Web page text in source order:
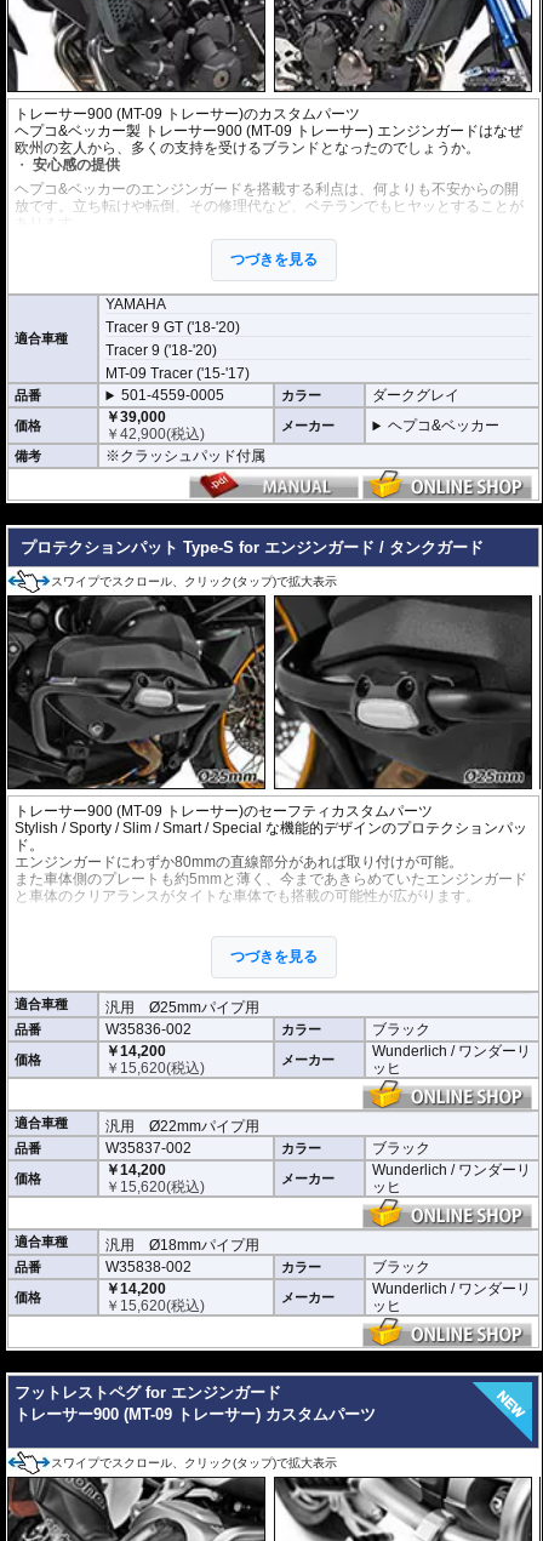
トレーサー900 (MT-09 トレーサー)のカスタムパーツ
ヘプコ&ベッカー製 トレーサー900 (MT-09 トレーサー) エンジンガードはなぜ
欧州の玄人から、多くの支持を受けるブランドとなったのでしょうか。
安心感の提供
ヘプコ&ベッカーのエンジンガードを搭載する利点は、何よりも不安からの開
放です。立ち転けや転倒、その修理代など、ベテランでもヒヤッとすることが
ヘプコ&ベッカーではツーリングを心から楽しむことを目指し、製品を開発、
高い安全性
多点に分散し、全体的にダメージを少なくする効果が期待できます。
地面と車体の間への足の挟み込みなども防ぐことも大事な機能です。
品質の差別化
ヘプコ&ベッカーのエンジンガードにはパイプ内部に性質の異なる特殊強化パ
イプをさらに1本追加させた2重構造を採用。
肉厚スチールの加工が施されている車両接合ポイントはトライ&エラーより導
きだされた耐衝撃性に優れた構造です。
また多点支持や、パイプのつなぎ方も差し込みタイプとすることで、充分な強
夫が施されています。
つづきを見る
適合車種
YAMAHA
Tracer 9 GT ('18-'20)
Tracer 9 ('18-'20)
MT-09 Tracer ('15-'17)
品番 501-4559-0005 カラー ダークグレイ
価格
￥39,000
￥42,900(税込) メーカー ヘプコ&ベッカー
備考 ※クラッシュパッド付属
プロテクションパット Type-S for エンジンガード / タンクガード
スワイプでスクロール、クリック(タップ)で拡大表示
トレーサー900 (MT-09 トレーサー)のセーフティカスタムパーツ
Stylish / Sporty / Slim / Smart / Special な機能的デザインのプロテクションパッ
ド。
エンジンガードにわずか80mmの直線部分があれば取り付けが可能。
また車体側のプレートも約5mmと薄く、今まであきらめていたエンジンガード
と車体のクリアランスがタイトな車体でも搭載の可能性が広がります。
パットは高剛性エンジニアリング樹脂を採用。また、 パット正面にはアルミニ
ウム製プレートを設置することで、機能的なイメージを演出。
多くのエンシンガード、タンクガードに設置可能。(サイズ情報をもとに事前に
ご確認ください)
本体寸法 : 80mm x 55mm
車体側クランプ部分の厚さ : 約5mm
左右セット
つづきを見る
適合車種 汎用 Ø25mmパイプ用
品番 W35836-002 カラー ブラック
価格
￥14,200
￥ 15,620(税込) メーカー
Wunderlich / ワンダーリ
ッヒ
適合車種 汎用 Ø22mmパイプ用
品番 W35837-002 カラー ブラック
価格
￥14,200
￥ 15,620(税込) メーカー
Wunderlich / ワンダーリ
ッヒ
適合車種 汎用 Ø18mmパイプ用
品番 W35838-002 カラー ブラック
価格
￥14,200
￥ 15,620(税込) メーカー
Wunderlich / ワンダーリ
ッヒ
フットレストペグ for エンジンガード
トレーサー900 (MT-09 トレーサー) カスタムパーツ
スワイプでスクロール、クリック(タップ)で拡大表示